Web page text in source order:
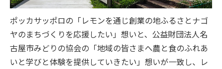
ポッカサッポロの「レモンを通じ創業の地ふるさとナゴ
ヤのまちづくりを応援したい」想いと、公益財団法人名
古屋市みどりの協会の「地域の皆さまへ農と食のふれあ
いと学びと体験を提供していきたい」想いが一致し、レ